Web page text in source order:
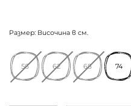
Размер: Височина в см.
56 62 68 74